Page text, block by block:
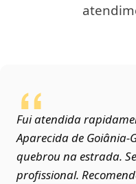
Fui atendida
Aparecida de
quebrou na estrada.
profissional.